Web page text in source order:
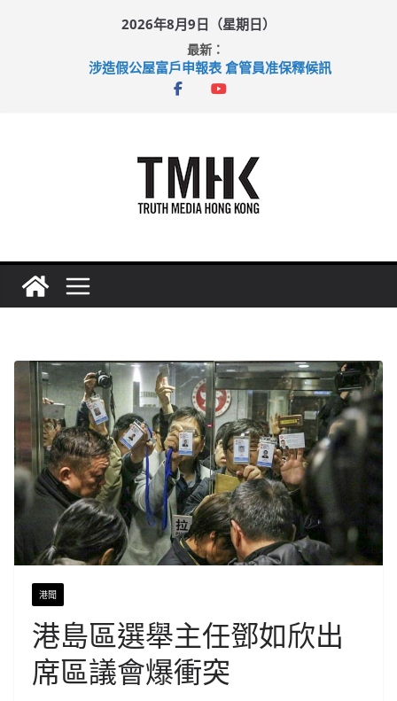
2026年8月9日（星期日）
最新：
涉造假公屋富戶申報表 倉管員准保釋候訊
港聞
港島區選舉主任鄧如欣出
席區議會爆衝突